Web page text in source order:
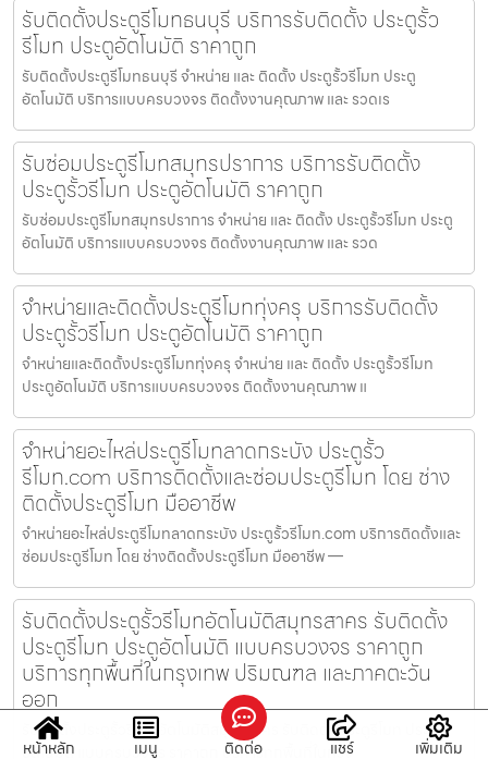
รับติดตั้งประตูรีโมทธนบุรี บริการรับติดตั้ง ประตูรั้ว
รีโมท ประตูอัตโนมัติ ราคาถูก
รับติดตั้งประตูรีโมทธนบุรี จำหน่าย และ ติดตั้ง ประตูรั้วรีโมท ประตู
อัตโนมัติ บริการแบบครบวงจร ติดตั้งงานคุณภาพ และ รวดเร
รับซ่อมประตูรีโมทสมุทรปราการ บริการรับติดตั้ง
ประตูรั้วรีโมท ประตูอัตโนมัติ ราคาถูก
รับซ่อมประตูรีโมทสมุทรปราการ จำหน่าย และ ติดตั้ง ประตูรั้วรีโมท ประตู
อัตโนมัติ บริการแบบครบวงจร ติดตั้งงานคุณภาพ และ รวด
จำหน่ายและติดตั้งประตูรีโมททุ่งครุ บริการรับติดตั้ง
ประตูรั้วรีโมท ประตูอัตโนมัติ ราคาถูก
จำหน่ายและติดตั้งประตูรีโมททุ่งครุ จำหน่าย และ ติดตั้ง ประตูรั้วรีโมท
ประตูอัตโนมัติ บริการแบบครบวงจร ติดตั้งงานคุณภาพ แ
จำหน่ายอะไหล่ประตูรีโมทลาดกระบัง ประตูรั้ว
รีโมท.com บริการติดตั้งและซ่อมประตูรีโมท โดย ช่าง
ติดตั้งประตูรีโมท มืออาชีพ
จำหน่ายอะไหล่ประตูรีโมทลาดกระบัง ประตูรั้วรีโมท.com บริการติดตั้งและ
ซ่อมประตูรีโมท โดย ช่างติดตั้งประตูรีโมท มืออาชีพ —
รับติดตั้งประตูรั้วรีโมทอัตโนมัติสมุทรสาคร รับติดตั้ง
ประตูรีโมท ประตูอัตโนมัติ แบบครบวงจร ราคาถูก
บริการทุกพื้นที่ในกรุงเทพ ปริมณฑล และภาคตะวัน
ออก
รับติดตั้งประตูรั้วรีโมทอัตโนมัติสมุทรสาคร รับติดตั้งประตูรีโมท ประตู
อัตโนมัติ แบบครบวงจร ราคาถูก บริการทุกพื้นที่ในกรุง
หน้าหลัก เมนู ติดต่อ แชร์ เพิ่มเติม